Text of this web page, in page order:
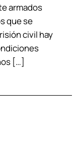
armados
que se
civil hay
[…]